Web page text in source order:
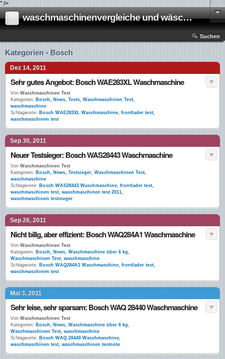
" />
waschmaschinenvergleiche und wäschetrockner vergleiche
Suchen
Kategorien › Bosch
Dez 14, 2011
Sehr gutes Angebot: Bosch WAE283XL Waschmaschine
Von Waschmaschinen Test
Kategorien: Bosch, News, Tests, Waschmaschinen Test,
waschmaschine
Schlagworte: Bosch WAE283XL Waschmaschine, frontlader test,
waschmaschinen test
Sep 30, 2011
Neuer Testsieger: Bosch WAS28443 Waschmaschine
Von Waschmaschinen Test
Kategorien: Bosch, News, Testsieger, Waschmaschinen Test,
waschmaschine
Schlagworte: Bosch WAS28443 Waschmaschine, frontlader test,
waschmaschinen test, waschmaschinen test 2011,
waschmaschinen testsieger
Sep 26, 2011
Nicht billg, aber effizient: Bosch WAQ284A1 Waschmaschine
Von Waschmaschinen Test
Kategorien: Bosch, News, Waschmaschine über 6 kg,
Waschmaschinen Test, waschmaschine
Schlagworte: Bosch WAQ284A1 Waschmaschine, frontlader test,
waschmaschinen test
Mai 3, 2011
Sehr leise, sehr sparsam: Bosch WAQ 28440 Waschmaschine
Von Waschmaschinen Test
Kategorien: Bosch, News, Waschmaschine über 6 kg,
Waschmaschinen Test, waschmaschine
Schlagworte: Bosch WAQ 28440 Waschmaschine,
waschmaschinen test, waschmaschinen testnote